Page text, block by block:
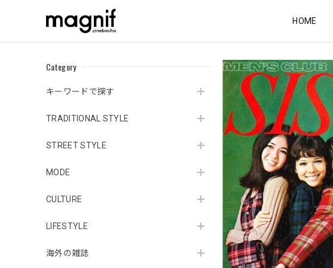
HOME
Category
キーワードで探す
TRADITIONAL STYLE
STREET STYLE
MODE
CULTURE
LIFESTYLE
海外の雑誌